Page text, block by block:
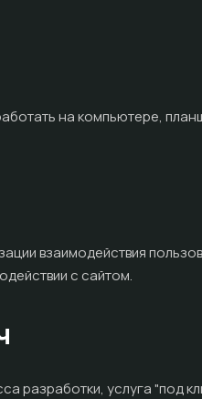
на компьютере,
взаимодействия
с сайтом.
разработки, услуга